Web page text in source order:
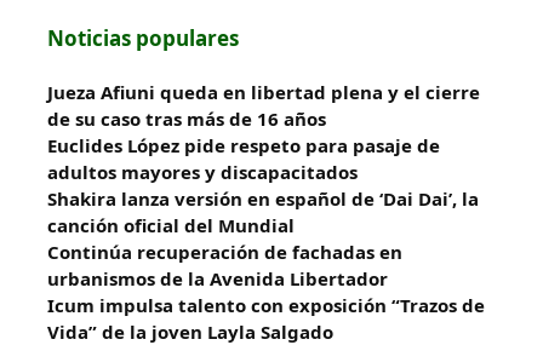
Noticias populares
Jueza Afiuni queda en libertad plena y el cierre
de su caso tras más de 16 años
Euclides López pide respeto para pasaje de
adultos mayores y discapacitados
Shakira lanza versión en español de ‘Dai Dai’, la
canción oficial del Mundial
Continúa recuperación de fachadas en
urbanismos de la Avenida Libertador
Icum impulsa talento con exposición “Trazos de
Vida” de la joven Layla Salgado‎